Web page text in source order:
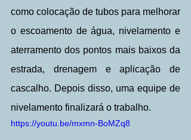
como colocação de tubos para melhorar
o escoamento de água, nivelamento e
aterramento dos pontos mais baixos da
estrada, drenagem e aplicação de
cascalho. Depois disso, uma equipe de
nivelamento finalizará o trabalho.
https://youtu.be/mxmn-BoMZq8